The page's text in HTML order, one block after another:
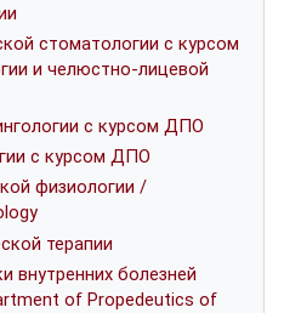
стоматологии с курсом
и челюстно-лицевой
с курсом ДПО
с курсом ДПО
физиологии /
терапии
внутренних болезней
of Propedeutics of